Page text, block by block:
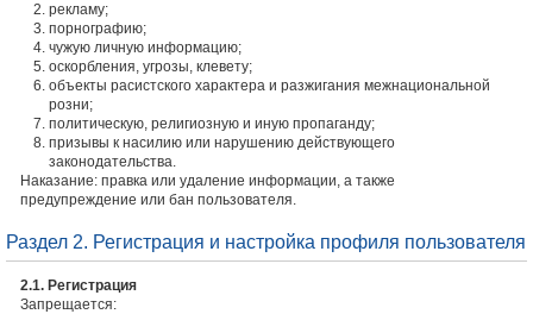
рекламу;
порнографию;
чужую личную информацию;
оскорбления, угрозы, клевету;
объекты расистского характера и разжигания межнациональной
розни;
политическую, религиозную и иную пропаганду;
призывы к насилию или нарушению действующего
законодательства.
Наказание: правка или удаление информации, а также
предупреждение или бан пользователя.
Раздел 2. Регистрация и настройка профиля пользователя
2.1. Регистрация
Запрещается: